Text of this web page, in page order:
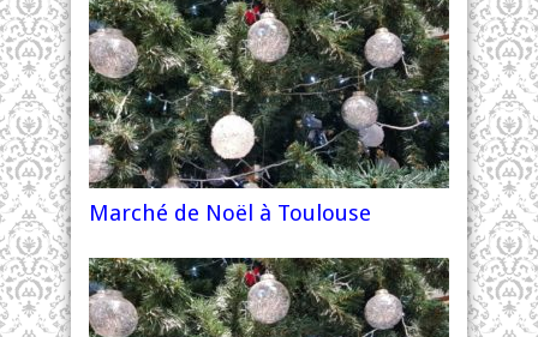
Marché de Noël à Toulouse